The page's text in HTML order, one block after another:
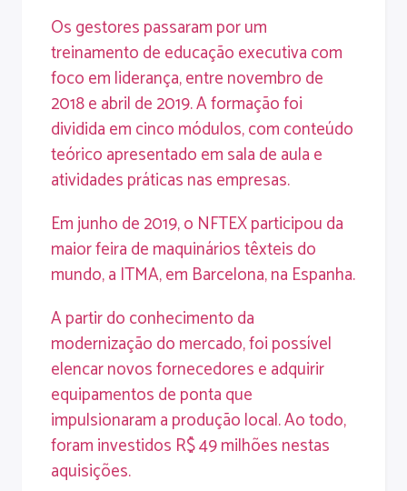
Os gestores passaram por um
treinamento de educação executiva com
foco em liderança, entre novembro de
2018 e abril de 2019. A formação foi
dividida em cinco módulos, com conteúdo
teórico apresentado em sala de aula e
atividades práticas nas empresas.
Em junho de 2019, o NFTEX participou da
maior feira de maquinários têxteis do
mundo, a ITMA, em Barcelona, na Espanha.
A partir do conhecimento da
modernização do mercado, foi possível
elencar novos fornecedores e adquirir
equipamentos de ponta que
impulsionaram a produção local. Ao todo,
foram investidos R$ 49 milhões nestas
aquisições.